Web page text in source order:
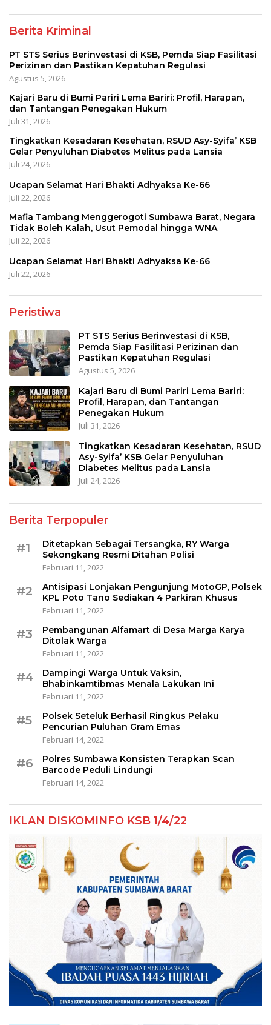
Berita Kriminal
PT STS Serius Berinvestasi di KSB, Pemda Siap Fasilitasi
Perizinan dan Pastikan Kepatuhan Regulasi
Agustus 5, 2026
Kajari Baru di Bumi Pariri Lema Bariri: Profil, Harapan,
dan Tantangan Penegakan Hukum
Juli 31, 2026
Tingkatkan Kesadaran Kesehatan, RSUD Asy-Syifa’ KSB
Gelar Penyuluhan Diabetes Melitus pada Lansia
Juli 24, 2026
Ucapan Selamat Hari Bhakti Adhyaksa Ke-66
Juli 22, 2026
Mafia Tambang Menggerogoti Sumbawa Barat, Negara
Tidak Boleh Kalah, Usut Pemodal hingga WNA
Juli 22, 2026
Ucapan Selamat Hari Bhakti Adhyaksa Ke-66
Juli 22, 2026
Peristiwa
PT STS Serius Berinvestasi di KSB,
Pemda Siap Fasilitasi Perizinan dan
Pastikan Kepatuhan Regulasi
Agustus 5, 2026
Kajari Baru di Bumi Pariri Lema Bariri:
Profil, Harapan, dan Tantangan
Penegakan Hukum
Juli 31, 2026
Tingkatkan Kesadaran Kesehatan, RSUD
Asy-Syifa’ KSB Gelar Penyuluhan
Diabetes Melitus pada Lansia
Juli 24, 2026
Berita Terpopuler
#1
Ditetapkan Sebagai Tersangka, RY Warga
Sekongkang Resmi Ditahan Polisi
Februari 11, 2022
#2
Antisipasi Lonjakan Pengunjung MotoGP, Polsek
KPL Poto Tano Sediakan 4 Parkiran Khusus
Februari 11, 2022
#3
Pembangunan Alfamart di Desa Marga Karya
Ditolak Warga
Februari 11, 2022
#4
Dampingi Warga Untuk Vaksin,
Bhabinkamtibmas Menala Lakukan Ini
Februari 11, 2022
#5
Polsek Seteluk Berhasil Ringkus Pelaku
Pencurian Puluhan Gram Emas
Februari 14, 2022
#6
Polres Sumbawa Konsisten Terapkan Scan
Barcode Peduli Lindungi
Februari 14, 2022
IKLAN DISKOMINFO KSB 1/4/22